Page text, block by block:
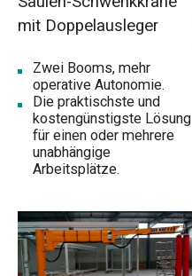
mit Doppelausleger
Zwei Booms, mehr
operative Autonomie.
Die praktischste und
kostengünstigste Lösung
für einen oder mehrere
unabhängige
Arbeitsplätze.